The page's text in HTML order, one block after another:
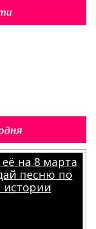
на 8 марта
песню по